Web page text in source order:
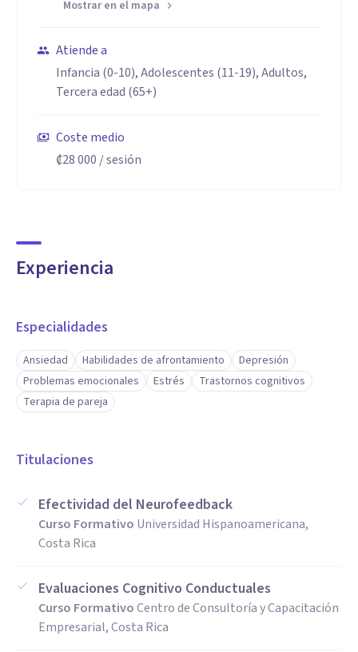
Mostrar en el mapa
Atiende a
Infancia (0-10), Adolescentes (11-19), Adultos,
Tercera edad (65+)
Coste medio
₡28 000 / sesión
Experiencia
Especialidades
Ansiedad Habilidades de afrontamiento
Depresión
Problemas emocionales
Estrés
Trastornos cognitivos
Terapia de pareja
Titulaciones
Efectividad del Neurofeedback
Curso Formativo Universidad Hispanoamericana,
Costa Rica
Evaluaciones Cognitivo Conductuales
Curso FormativoCentro de Consultoría y Capacitación
Empresarial, Costa Rica